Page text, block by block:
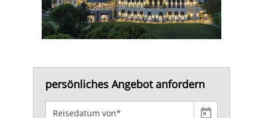
persönliches Angebot anfordern